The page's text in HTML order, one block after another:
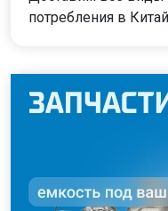
потребления в